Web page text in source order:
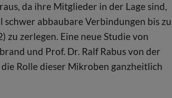
da ihre Mitglieder in der Lage sind,
schwer abbaubare Verbindungen bis
zu zerlegen. Eine neue Studie von
und Prof. Dr. Ralf Rabus von der
Rolle dieser Mikroben ganzheitlich